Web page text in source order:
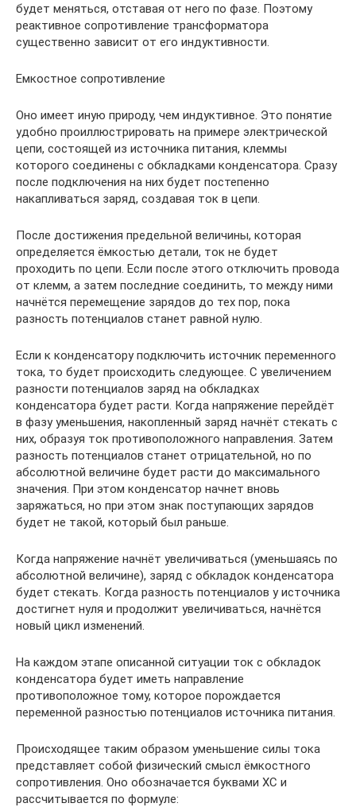
будет меняться, отставая от него по фазе. Поэтому
реактивное сопротивление трансформатора
существенно зависит от его индуктивности.
Емкостное сопротивление
Оно имеет иную природу, чем индуктивное. Это понятие
удобно проиллюстрировать на примере электрической
цепи, состоящей из источника питания, клеммы
которого соединены с обкладками конденсатора. Сразу
после подключения на них будет постепенно
накапливаться заряд, создавая ток в цепи.
После достижения предельной величины, которая
определяется ёмкостью детали, ток не будет
проходить по цепи. Если после этого отключить провода
от клемм, а затем последние соединить, то между ними
начнётся перемещение зарядов до тех пор, пока
разность потенциалов станет равной нулю.
Если к конденсатору подключить источник переменного
тока, то будет происходить следующее. С увеличением
разности потенциалов заряд на обкладках
конденсатора будет расти. Когда напряжение перейдёт
в фазу уменьшения, накопленный заряд начнёт стекать с
них, образуя ток противоположного направления. Затем
разность потенциалов станет отрицательной, но по
абсолютной величине будет расти до максимального
значения. При этом конденсатор начнет вновь
заряжаться, но при этом знак поступающих зарядов
будет не такой, который был раньше.
Когда напряжение начнёт увеличиваться (уменьшаясь по
абсолютной величине), заряд с обкладок конденсатора
будет стекать. Когда разность потенциалов у источника
достигнет нуля и продолжит увеличиваться, начнётся
новый цикл изменений.
На каждом этапе описанной ситуации ток с обкладок
конденсатора будет иметь направление
противоположное тому, которое порождается
переменной разностью потенциалов источника питания.
Происходящее таким образом уменьшение силы тока
представляет собой физический смысл ёмкостного
сопротивления. Оно обозначается буквами ХС и
рассчитывается по формуле: